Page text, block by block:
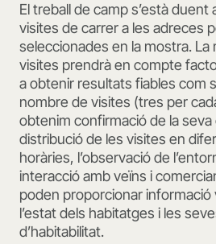
El treball de camp s’està
visites de carrer a les adreces
seleccionades en la mostra. La
visites prendrà en compte
a obtenir resultats fiables com
nombre de visites (tres per
obtenim confirmació de la
distribució de les visites en
horàries, l’observació de
interacció amb veïns i
poden proporcionar
l’estat dels habitatges i les
d’habitabilitat.